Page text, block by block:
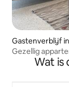
Gastenverblijf
Gezellig
Wat is